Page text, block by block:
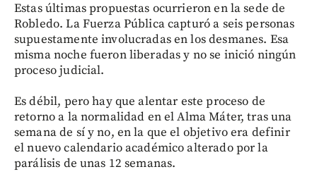
Estas últimas propuestas ocurrieron en la sede de
Robledo. La Fuerza Pública capturó a seis personas
supuestamente involucradas en los desmanes. Esa
misma noche fueron liberadas y no se inició ningún
proceso judicial.
Es débil, pero hay que alentar este proceso de
retorno a la normalidad en el Alma Máter, tras una
semana de sí y no, en la que el objetivo era definir
el nuevo calendario académico alterado por la
parálisis de unas 12 semanas.